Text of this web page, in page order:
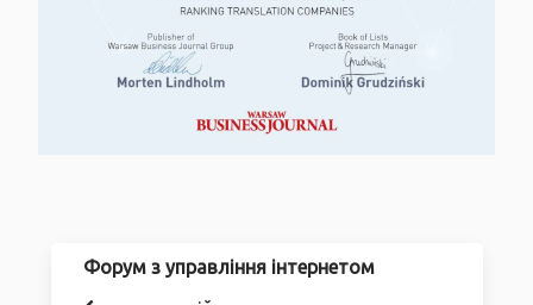
Форум з управління інтернетом